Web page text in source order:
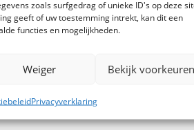
zoals surfgedrag of unieke ID's op deze
geeft of uw toestemming intrekt, kan dit een
functies en mogelijkheden.
Weiger Bekijk voorkeuren
Privacyverklaring